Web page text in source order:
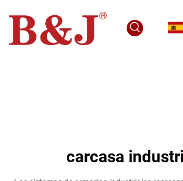
carcasa